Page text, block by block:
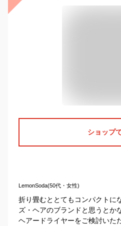
ショップ
LemonSoda(50代・女性)
折り畳むととてもコンパクトに
ズ・ヘアのブランドと思うとか
ヘアードライヤーをご検討いた